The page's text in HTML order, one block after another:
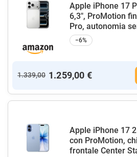
Apple iPhone 17
6,3", ProMotion
Pro, autonomia
−6%
1.339,00 1.259,00 €
Apple iPhone 17
con ProMotion,
frontale Center